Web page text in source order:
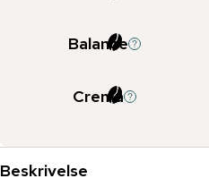
Balance
Crema
Beskrivelse